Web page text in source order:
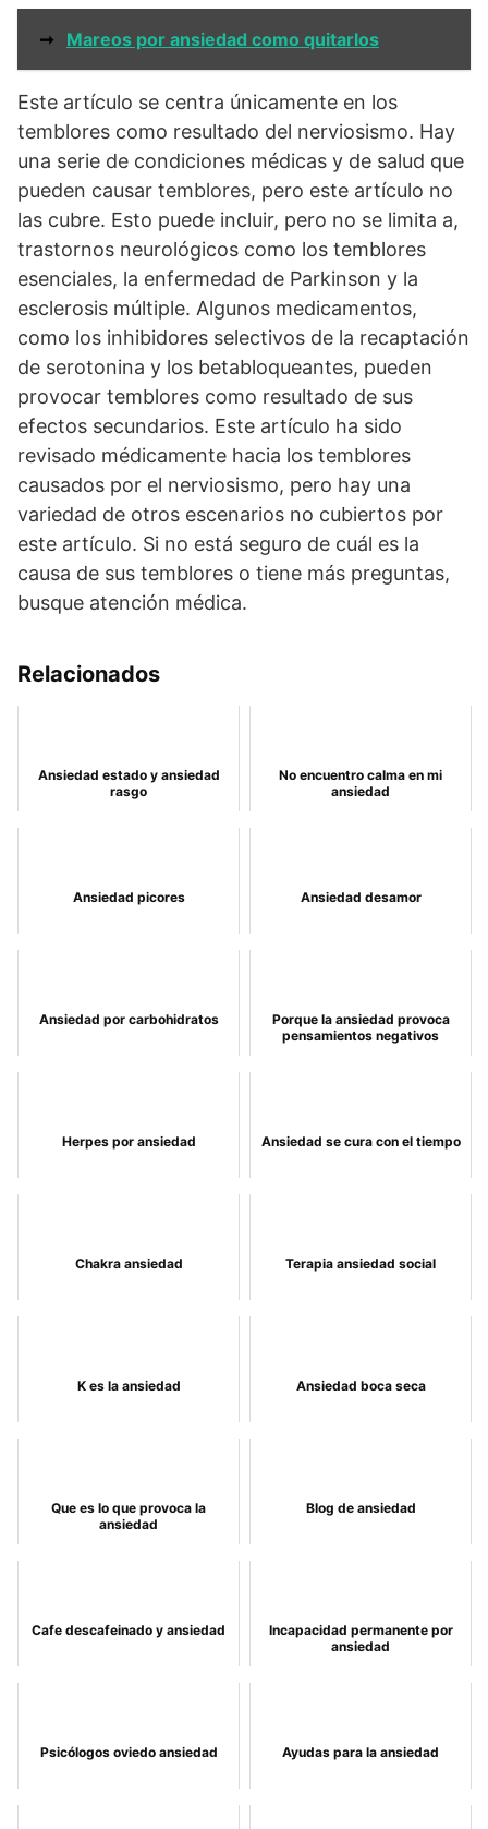
➞ Mareos por ansiedad como quitarlos
Este artículo se centra únicamente en los
temblores como resultado del nerviosismo. Hay
una serie de condiciones médicas y de salud que
pueden causar temblores, pero este artículo no
las cubre. Esto puede incluir, pero no se limita a,
trastornos neurológicos como los temblores
esenciales, la enfermedad de Parkinson y la
esclerosis múltiple. Algunos medicamentos,
como los inhibidores selectivos de la recaptación
de serotonina y los betabloqueantes, pueden
provocar temblores como resultado de sus
efectos secundarios. Este artículo ha sido
revisado médicamente hacia los temblores
causados por el nerviosismo, pero hay una
variedad de otros escenarios no cubiertos por
este artículo. Si no está seguro de cuál es la
causa de sus temblores o tiene más preguntas,
busque atención médica.
Relacionados
Ansiedad estado y ansiedad
rasgo
No encuentro calma en mi
ansiedad
Ansiedad picores Ansiedad desamor
Ansiedad por carbohidratos
Porque la ansiedad provoca
pensamientos negativos
Herpes por ansiedad Ansiedad se cura con el tiempo
Chakra ansiedad Terapia ansiedad social
K es la ansiedad Ansiedad boca seca
Que es lo que provoca la
ansiedad
Blog de ansiedad
Cafe descafeinado y ansiedad
Incapacidad permanente por
ansiedad
Psicólogos oviedo ansiedad Ayudas para la ansiedad